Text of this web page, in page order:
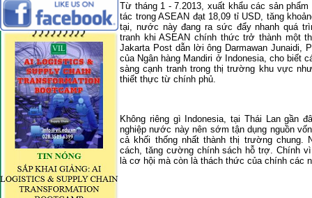
Từ tháng 1 - 7.2013, xuất khẩu các sản
tác trong ASEAN đạt 18,09 tỉ USD, tăng
tại, nước này đang ra sức đẩy nhanh quá
tranh khi ASEAN chính thức trở thành một
Jakarta Post dẫn lời ông Darmawan Junaidi,
của Ngân hàng Mandiri ở Indonesia, cho biết
sàng cạnh tranh trong thị trường khu vực
thiết thực từ chính phủ.
Không riêng gì Indonesia, tại Thái Lan gần
nghiệp nước này nên sớm tận dụng nguồn
cả khối thống nhất thành thị trường chung.
cách, tăng cường chính sách hỗ trợ. Chính
là cơ hội mà còn là thách thức của chính các